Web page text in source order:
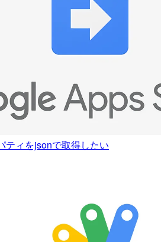
ティをjsonで取得したい